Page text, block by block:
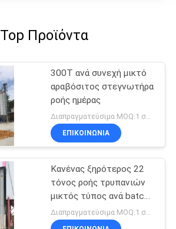
Top Προϊόντα
300T ανά συνεχή μικτό
αραβόσιτος στεγνωτήρα
ροής ημέρας
Διαπραγματεύσιμα MOQ:1 σύνολο
ΕΠΙΚΟΙΝΩΝΊΑ
Κανένας ξηρότερος 22
τόνος ροής τρυπανιών
μικτός τύπος ανά batch
για τον ορυζώνα
αραβόσιτου